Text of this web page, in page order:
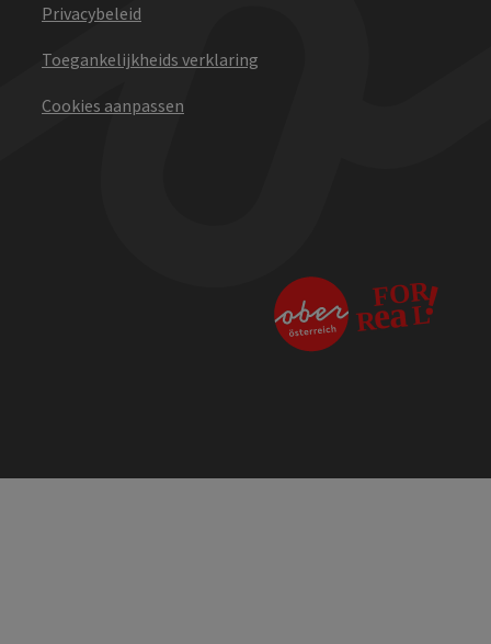
Privacybeleid
Toegankelijkheids verklaring
Cookies aanpassen